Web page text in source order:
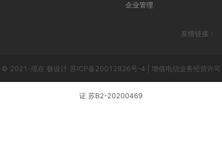
企业管理
友情链接：
© 2021-现在 极设计 苏ICP备20012826号-4 | 增值电信业务经营许可
证 苏B2-20200469